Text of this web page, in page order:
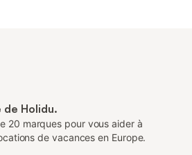
de Holidu.
20 marques pour vous aider à
de vacances en Europe.